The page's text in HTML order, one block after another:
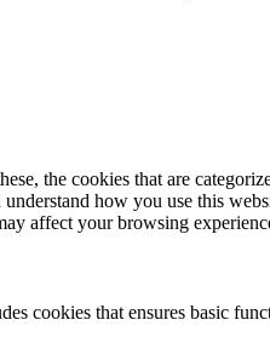
the cookies that are
how you use this
affect your browsing
cookies that ensures basic